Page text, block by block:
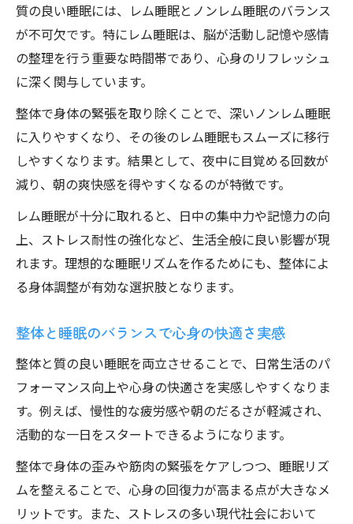
質の良い睡眠には、レム睡眠とノンレム睡眠のバランス
が不可欠です。特にレム睡眠は、脳が活動し記憶や感情
の整理を行う重要な時間帯であり、心身のリフレッシュ
に深く関与しています。
整体で身体の緊張を取り除くことで、深いノンレム睡眠
に入りやすくなり、その後のレム睡眠もスムーズに移行
しやすくなります。結果として、夜中に目覚める回数が
減り、朝の爽快感を得やすくなるのが特徴です。
レム睡眠が十分に取れると、日中の集中力や記憶力の向
上、ストレス耐性の強化など、生活全般に良い影響が現
れます。理想的な睡眠リズムを作るためにも、整体によ
る身体調整が有効な選択肢となります。
整体と睡眠のバランスで心身の快適さ実感
整体と質の良い睡眠を両立させることで、日常生活のパ
フォーマンス向上や心身の快適さを実感しやすくなりま
す。例えば、慢性的な疲労感や朝のだるさが軽減され、
活動的な一日をスタートできるようになります。
整体で身体の歪みや筋肉の緊張をケアしつつ、睡眠リズ
ムを整えることで、心身の回復力が高まる点が大きなメ
リットです。また、ストレスの多い現代社会において